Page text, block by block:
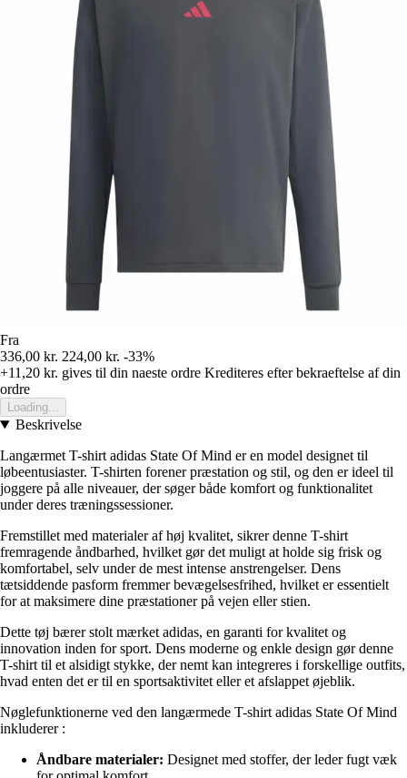
Fra
336,00 kr. 224,00 kr. -33%
+11,20 kr. gives til din naeste ordre Krediteres efter bekraeftelse af din
ordre
Loading...
Beskrivelse
Langærmet T-shirt adidas State Of Mind er en model designet til
løbeentusiaster. T-shirten forener præstation og stil, og den er ideel til
joggere på alle niveauer, der søger både komfort og funktionalitet
under deres træningssessioner.
Fremstillet med materialer af høj kvalitet, sikrer denne T-shirt
fremragende åndbarhed, hvilket gør det muligt at holde sig frisk og
komfortabel, selv under de mest intense anstrengelser. Dens
tætsiddende pasform fremmer bevægelsesfrihed, hvilket er essentielt
for at maksimere dine præstationer på vejen eller stien.
Dette tøj bærer stolt mærket adidas, en garanti for kvalitet og
innovation inden for sport. Dens moderne og enkle design gør denne
T-shirt til et alsidigt stykke, der nemt kan integreres i forskellige outfits,
hvad enten det er til en sportsaktivitet eller et afslappet øjeblik.
Nøglefunktionerne ved den langærmede T-shirt adidas State Of Mind
inkluderer :
Åndbare materialer: Designet med stoffer, der leder fugt væk